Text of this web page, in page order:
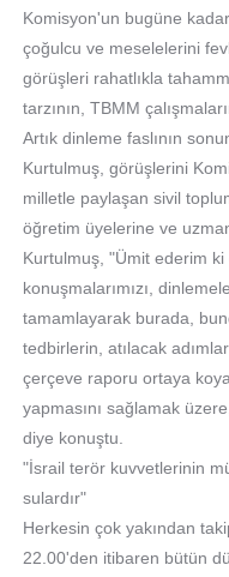
Komisyon'un bugüne
çoğulcu ve meselelerini
görüşleri rahatlıkla
tarzının, TBMM
Artık dinleme faslının
Kurtulmuş, görüşlerini
milletle paylaşan sivil
öğretim üyelerine ve
Kurtulmuş, "Ümit ederim ki
konuşmalarımızı,
tamamlayarak burada,
tedbirlerin, atılacak
çerçeve raporu ortaya
yapmasını sağlamak
diye konuştu.
"İsrail terör kuvvetlerinin
sulardır"
Herkesin çok yakından
22.00'den itibaren bütün